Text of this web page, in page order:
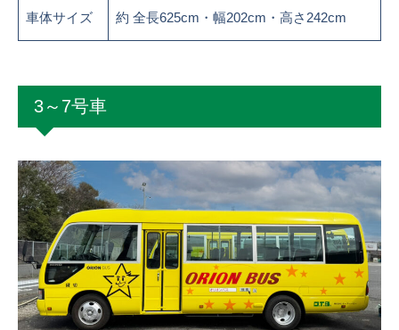
車体サイズ 約 全長625cm・幅202cm・高さ242cm
3～7号車